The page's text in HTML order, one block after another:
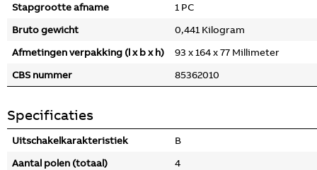
Stapgrootte afname
1 PC
Bruto gewicht
0,441 Kilogram
Afmetingen verpakking (l x b x h)
93 x 164 x 77 Millimeter
CBS nummer
85362010
Specificaties
Uitschakelkarakteristiek
B
Aantal polen (totaal)
4